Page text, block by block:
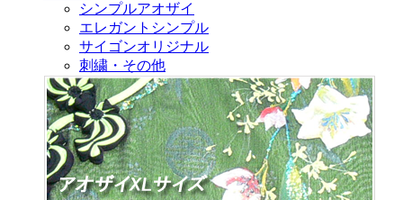
シンプルアオザイ
エレガントシンプル
サイゴンオリジナル
刺繍・その他